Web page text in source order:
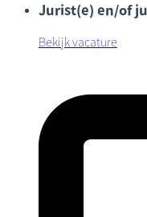
Jurist(e) en/of
Bekijk vacature